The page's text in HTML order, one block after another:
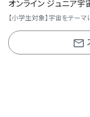
オンライン ジュニア宇
【小学生対象】宇宙をテー